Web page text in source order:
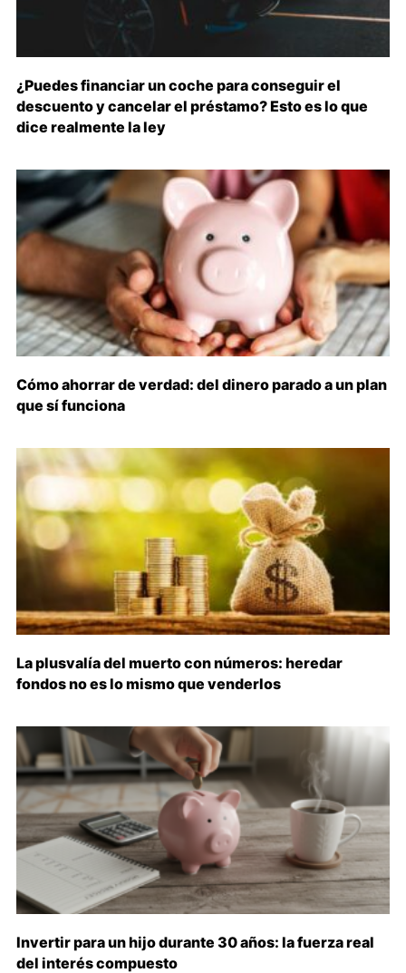
¿Puedes financiar un coche para conseguir el
descuento y cancelar el préstamo? Esto es lo que
dice realmente la ley
Cómo ahorrar de verdad: del dinero parado a un plan
que sí funciona
La plusvalía del muerto con números: heredar
fondos no es lo mismo que venderlos
Invertir para un hijo durante 30 años: la fuerza real
del interés compuesto